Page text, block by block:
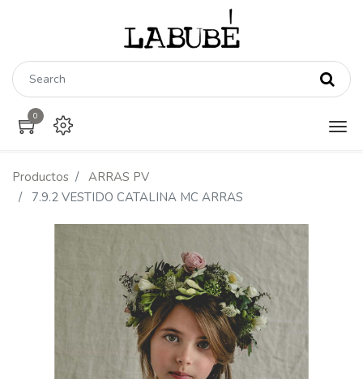
0
Productos
ARRAS PV
7.9.2 VESTIDO CATALINA MC ARRAS